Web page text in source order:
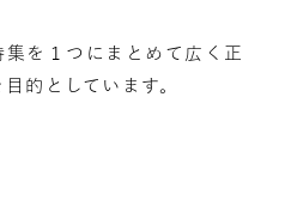
を１つにまとめて広く正
的としています。